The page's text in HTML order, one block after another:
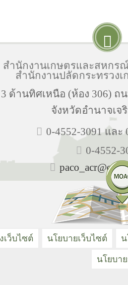
สำนักงานเกษตรและสหกร
สำนักงานปลัดกระทรวง
ด้านทิศเหนือ (ห้อง 306)
จังหวัดอำนาจเจ
0-4552-3091 และ
0-4552-
เว็บไซต์ นโยบายเว็บไซต์
นโยบา